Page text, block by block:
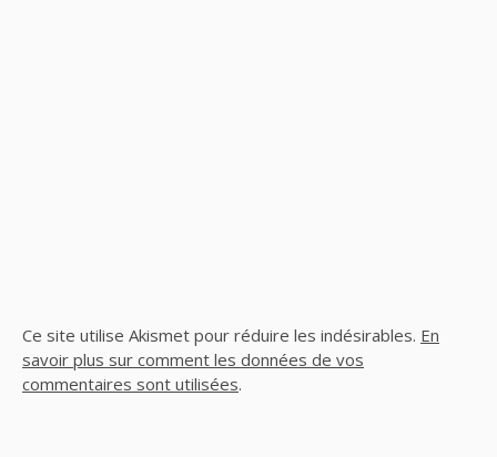
Ce site utilise Akismet pour réduire les indésirables. En
savoir plus sur comment les données de vos
commentaires sont utilisées.